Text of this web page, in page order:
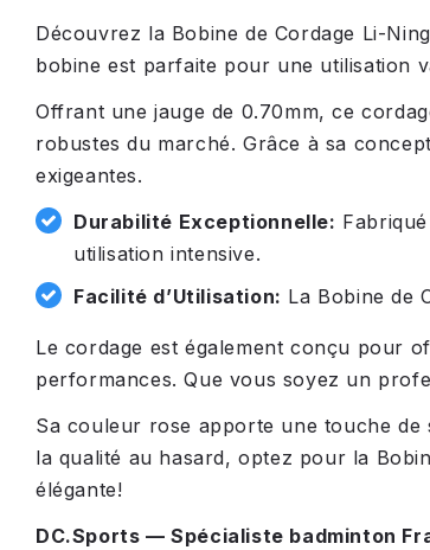
Découvrez la Bobine de Cordage Li-
bobine est parfaite pour une utilisation
Offrant une jauge de 0.70mm, ce
robustes du marché. Grâce à sa
exigeantes.
Durabilité Exceptionnelle:
utilisation intensive.
Facilité d’Utilisation: La Bobine de
Le cordage est également conçu pour
performances. Que vous soyez un
Sa couleur rose apporte une touche de
la qualité au hasard, optez pour la
élégante!
DC.Sports — Spécialiste badminton